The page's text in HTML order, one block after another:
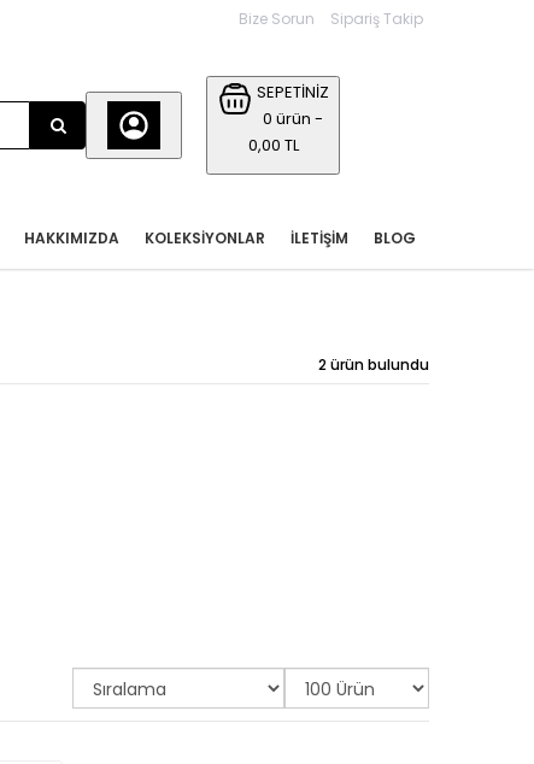
Bize Sorun Sipariş Takip
SEPETİNİZ
0 ürün -
0,00 TL
BLOG
İLETIŞIM
KOLEKSIYONLAR
HAKKIMIZDA
2 ürün bulundu